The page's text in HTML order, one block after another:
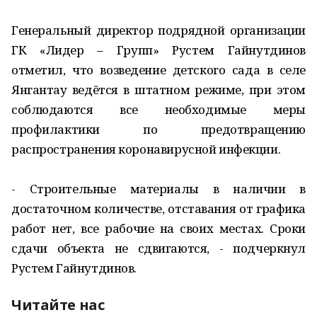
Генеральный директор подрядной организации
ГК «Лидер – Групп» Рустем Гайнутдинов
отметил, что возведение детского сада в селе
Янгантау ведётся в штатном режиме, при этом
соблюдаются все необходимые меры
профилактики по предотвращению
распространения коронавирусной инфекции.
- Строительные материалы в наличии в
достаточном количестве, отставания от графика
работ нет, все рабочие на своих местах. Сроки
сдачи объекта не сдвигаются, - подчеркнул
Рустем Гайнутдинов.
Читайте нас